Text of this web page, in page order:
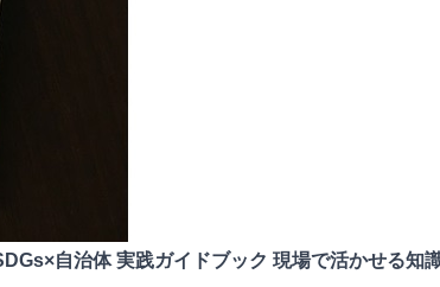
自治体 実践ガイドブック 現場で活かせる知